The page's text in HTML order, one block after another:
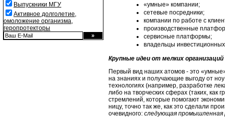
Выпускники МГУ
Активное долголетие,
омоложение организма,
геропротекторы
«умные» компании;
сетевые посредники;
компании по работе с
производственные
сервисные платформы;
владельцы
Крупные идеи от мелких
Первый вид наших атомов - это
на знаниях и получающие выгоду от
технологиях (например, разработке
либо на твор­ческих сферах (таких, как
стремлений, которые помогают
ницу, точно так же, как это сделали
очевидного: следующая промыш­ленная